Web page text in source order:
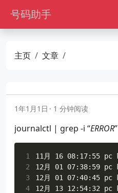
号码助手
主页 文章
1年1月1日 1 分钟阅读
journalctl | grep -i “ERROR”
1
2
3
4